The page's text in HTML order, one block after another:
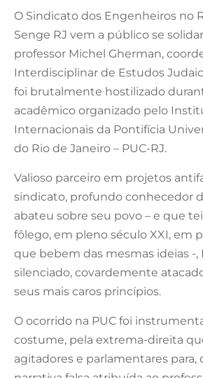
O Sindicato dos Engenheiros no
Senge RJ vem a público se
professor Michel Gherman,
Interdisciplinar de Estudos
foi brutalmente hostilizado
acadêmico organizado pelo
Internacionais da Pontifícia
do Rio de Janeiro – PUC-RJ.
Valioso parceiro em projetos
sindicato, profundo conhecedor
abateu sobre seu povo – e que
fôlego, em pleno século XXI, em
que bebem das mesmas ideias -,
silenciado, covardemente
seus mais caros princípios.
O ocorrido na PUC foi
costume, pela extrema-direita
agitadores e parlamentares para,